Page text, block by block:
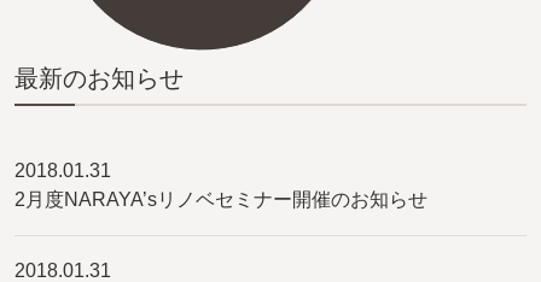
最新のお知らせ
2018.01.31
2月度NARAYA’sリノベセミナー開催のお知らせ
2018.01.31